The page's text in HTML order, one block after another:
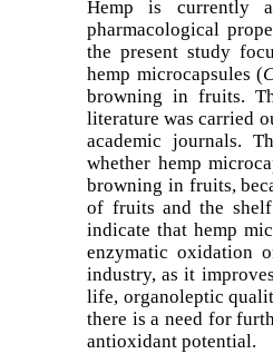
Hemp is currently
pharmacological
the present study
hemp microcapsules (
browning in fruits.
literature was carried
academic journals.
whether hemp
browning in fruits,
of fruits and the
indicate that hemp
enzymatic oxidation
industry, as it
life, organoleptic
there is a need for
antioxidant potential.